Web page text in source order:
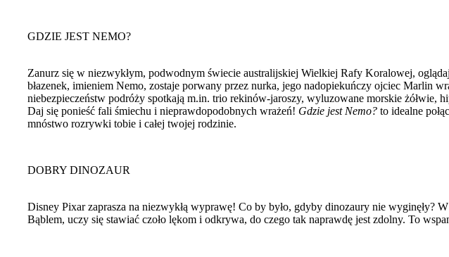
GDZIE JEST NEMO?
Zanurz się w niezwykłym, podwodnym świecie australijskiej Wielkiej Rafy Koralowej,
błazenek, imieniem Nemo, zostaje porwany przez nurka, jego nadopiekuńczy ojciec Marlin
niebezpieczeństw podróży spotkają m.in. trio rekinów-jaroszy, wyluzowane morskie żółwie,
Daj się ponieść fali śmiechu i nieprawdopodobnych wrażeń! Gdzie jest Nemo? to idealne
mnóstwo rozrywki tobie i całej twojej rodzinie.
DOBRY DINOZAUR
Disney Pixar zaprasza na niezwykłą wyprawę! Co by było, gdyby dinozaury nie wyginęły?
Bąblem, uczy się stawiać czoło lękom i odkrywa, do czego tak naprawdę jest zdolny. To